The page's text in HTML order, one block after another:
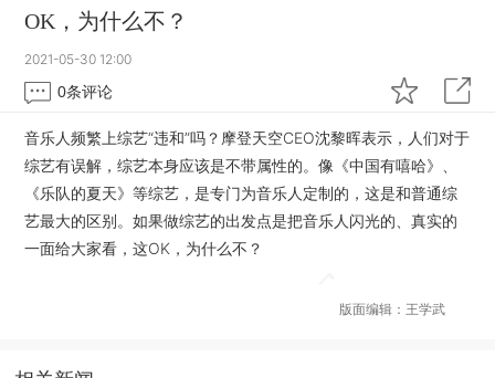
OK，为什么不？
2021-05-30 12:00
0条评论
音乐人频繁上综艺“违和”吗？摩登天空CEO沈黎晖表示，人们对于
综艺有误解，综艺本身应该是不带属性的。像《中国有嘻哈》、
《乐队的夏天》等综艺，是专门为音乐人定制的，这是和普通综
艺最大的区别。如果做综艺的出发点是把音乐人闪光的、真实的
一面给大家看，这OK，为什么不？
版面编辑：王学武